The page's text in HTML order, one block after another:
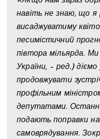
навіть не знаю, що
висаджуватиму
песимістичний
півтора мільярда.
України, – ред.)
продовжувати
профільним
депутатами.
подають поправки
самоврядування.